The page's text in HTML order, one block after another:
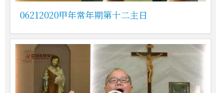
06212020甲年常年期第十二主日